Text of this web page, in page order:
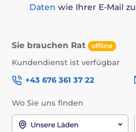
Daten wie Ihrer E-Mail zu
Sie brauchen Rat offline
Kundendienst ist verfügbar
+43 676 361 37 22
Wo Sie uns finden
Unsere Läden